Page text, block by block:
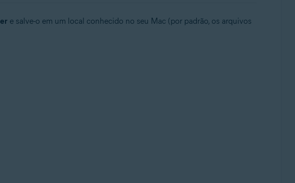
e salve-o em um local conhecido no seu Mac (por padrão, os arquivos